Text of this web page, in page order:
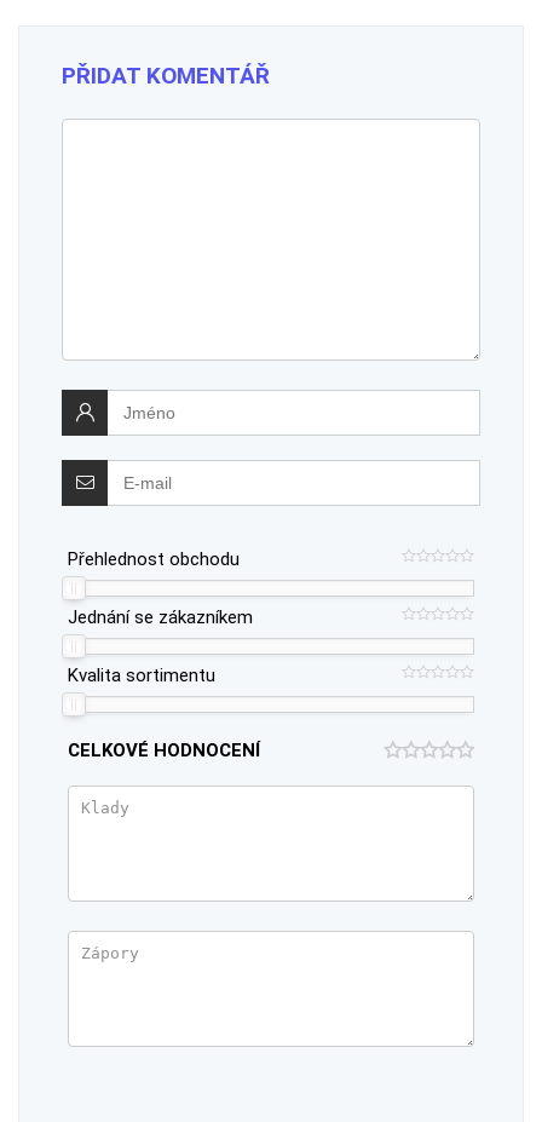
PŘIDAT KOMENTÁŘ
Přehlednost obchodu
Jednání se zákazníkem
Kvalita sortimentu
CELKOVÉ HODNOCENÍ